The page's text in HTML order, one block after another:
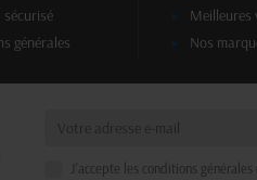
sécurisé
générales
Meilleures
Nos
J'accepte les conditions